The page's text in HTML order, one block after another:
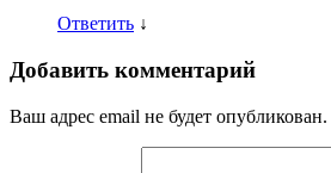
Ответить ↓
Добавить комментарий
Ваш адрес email не будет опубликован.